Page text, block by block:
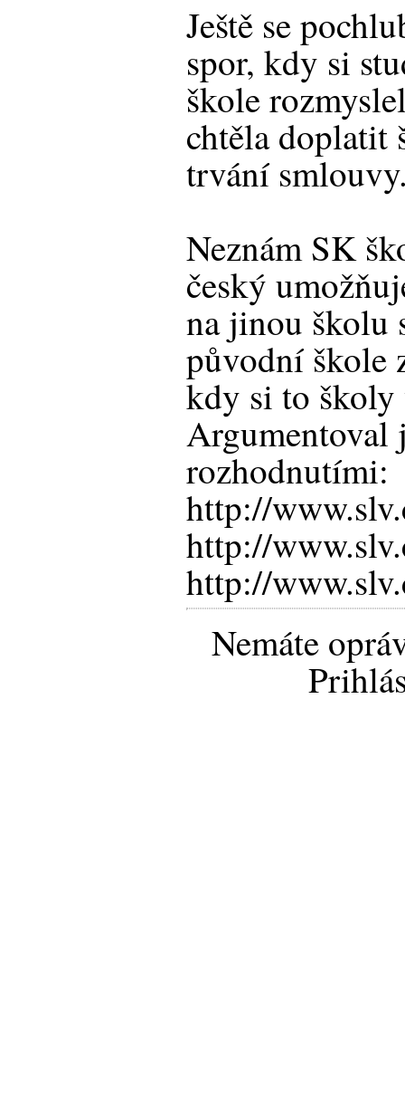
Ještě se
spor, kdy si
škole
chtěla doplatit
trvání
Neznám SK
český
na jinou školu
původní škole
kdy si to školy
Argumentoval
rozhodnutími:
http://
http://
http://
Nemáte